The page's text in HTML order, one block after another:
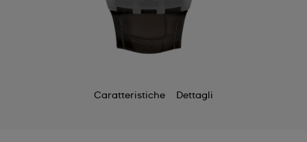
Caratteristiche Dettagli